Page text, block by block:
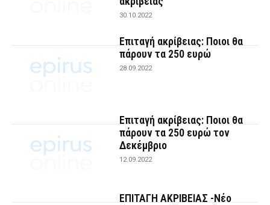
30.10.2022
Επιταγή ακρίβειας: Ποιοι θα
πάρουν τα 250 ευρώ
28.09.2022
Επιταγή ακρίβειας: Ποιοι θα
πάρουν τα 250 ευρώ τον
Δεκέμβριο
12.09.2022
ΕΠΙΤΑΓΗ ΑΚΡΙΒΕΙΑΣ -Νέο